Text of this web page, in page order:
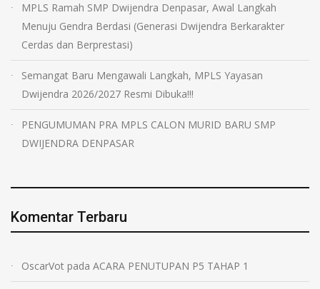
MPLS Ramah SMP Dwijendra Denpasar, Awal Langkah
Menuju Gendra Berdasi (Generasi Dwijendra Berkarakter
Cerdas dan Berprestasi)
Semangat Baru Mengawali Langkah, MPLS Yayasan
Dwijendra 2026/2027 Resmi Dibuka!!!
PENGUMUMAN PRA MPLS CALON MURID BARU SMP
DWIJENDRA DENPASAR
Komentar Terbaru
OscarVot pada ACARA PENUTUPAN P5 TAHAP 1